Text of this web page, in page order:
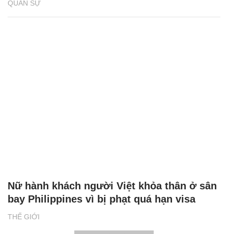
QUÂN SỰ
THẾ GIỚI
Nữ hành khách người Việt khỏa thân ở sân
bay Philippines vì bị phạt quá hạn visa